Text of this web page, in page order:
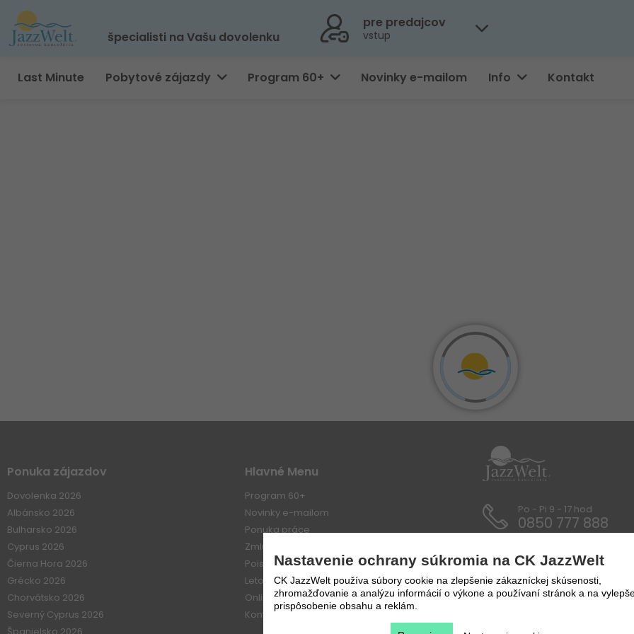
špecialisti na Vašu dovolenku
pre predajcov
vstup
Last Minute Pobytové zájazdy Program 60+ Novinky e-mailom Info Kontakt
Ponuka zájazdov
Dovolenka 2026
Albánsko 2026
Bulharsko 2026
Cyprus 2026
Čierna Hora 2026
Grécko 2026
Chorvátsko 2026
Severný Cyprus 2026
Hlavné Menu
Program 60+
Novinky e-mailom
Ponuka práce
Zmluvné vzťahy / Dokumenty
Poistenie
Letové poriadky a prepravné podmienky
Online platba
Kontakt
Po - Pi 9 - 17 hod
0850 777 888
Nastavenie ochrany súkromia na CK JazzWelt
CK JazzWelt používa súbory cookie na zlepšenie zákazníckej skúsenosti,
zhromažďovanie a analýzu informácií o výkone a používaní stránok a na
prispôsobenie obsahu a reklám.